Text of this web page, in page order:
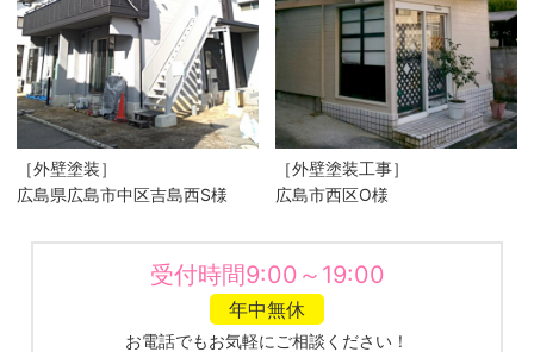
［外壁塗装］
広島県広島市中区吉島西S様
［外壁塗装工事］
広島市西区O様
受付時間9:00～19:00
年中無休
お電話でもお気軽にご相談ください！